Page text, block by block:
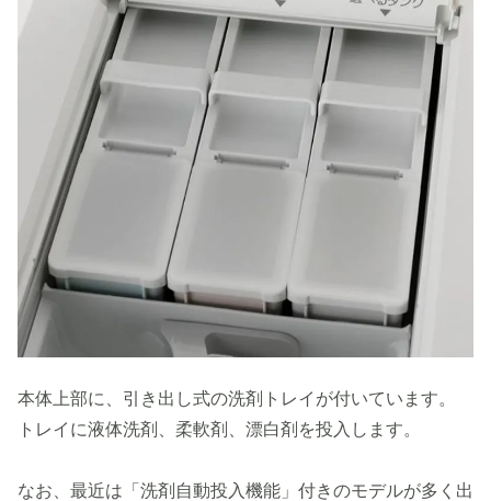
本体上部に、引き出し式の洗剤トレイが付いています。
トレイに液体洗剤、柔軟剤、漂白剤を投入します。
なお、最近は「洗剤自動投入機能」付きのモデルが多く出